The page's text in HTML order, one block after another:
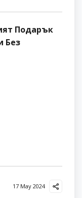
Подарък
Без
17 May 2024